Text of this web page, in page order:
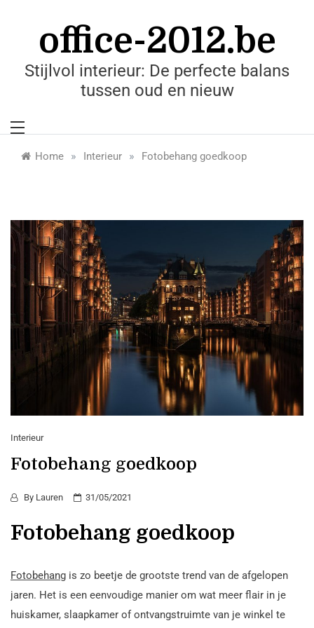
office-2012.be
Stijlvol interieur: De perfecte balans
tussen oud en nieuw
Home » Interieur » Fotobehang goedkoop
Interieur
Fotobehang goedkoop
By Lauren 31/05/2021
Fotobehang goedkoop
Fotobehang is zo beetje de grootste trend van de afgelopen
jaren. Het is een eenvoudige manier om wat meer flair in je
huiskamer, slaapkamer of ontvangstruimte van je winkel te